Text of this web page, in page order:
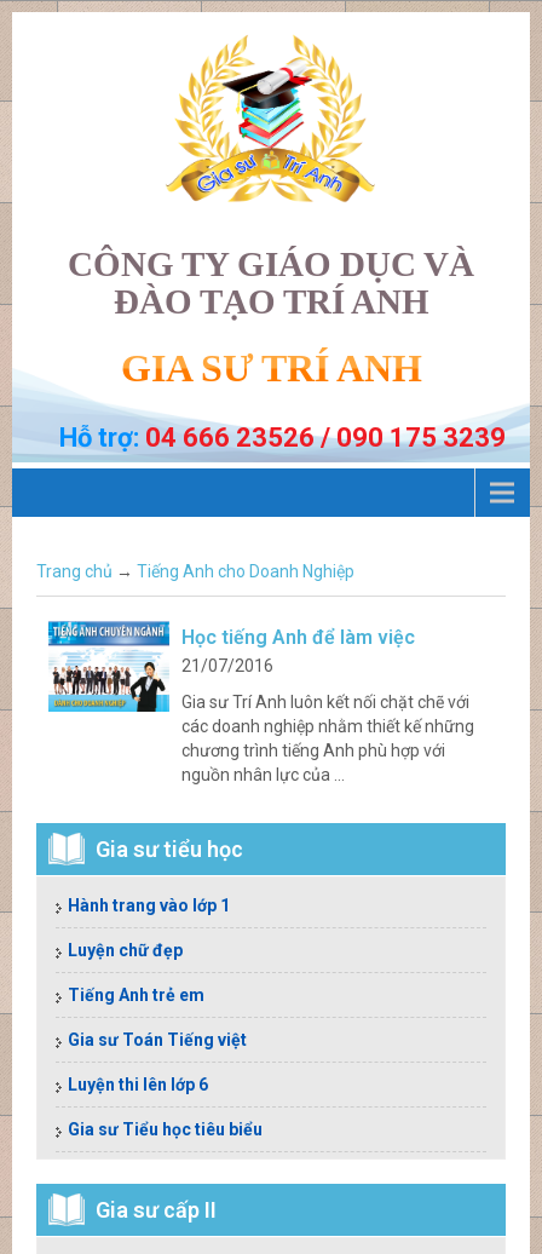
CÔNG TY GIÁO DỤC VÀ
ĐÀO TẠO TRÍ ANH
GIA SƯ TRÍ ANH
Hỗ trợ: 04 666 23526 / 090 175 3239
Trang chủ → Tiếng Anh cho Doanh Nghiệp
Học tiếng Anh để làm việc
21/07/2016
Gia sư Trí Anh luôn kết nối chặt chẽ với
các doanh nghiệp nhằm thiết kế những
chương trình tiếng Anh phù hợp với
nguồn nhân lực của ...
Gia sư tiểu học
Hành trang vào lớp 1
Luyện chữ đẹp
Tiếng Anh trẻ em
Gia sư Toán Tiếng việt
Luyện thi lên lớp 6
Gia sư Tiểu học tiêu biểu
Gia sư cấp II